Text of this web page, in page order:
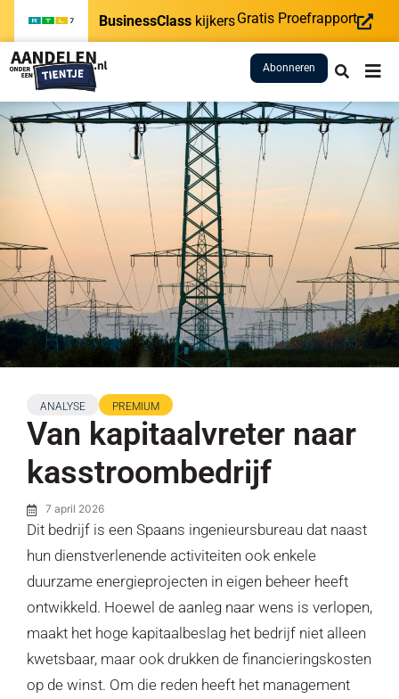
BusinessClass kijkersGratis Proefrapport
Abonneren
ANALYSE PREMIUM
Van kapitaalvreter naar
kasstroombedrijf
7 april 2026
Dit bedrijf is een Spaans ingenieursbureau dat naast
hun dienstverlenende activiteiten ook enkele
duurzame energieprojecten in eigen beheer heeft
ontwikkeld. Hoewel de aanleg naar wens is verlopen,
maakt het hoge kapitaalbeslag het bedrijf niet alleen
kwetsbaar, maar ook drukken de financieringskosten
op de winst. Om die reden heeft het management